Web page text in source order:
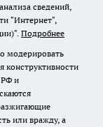
сведений,
"Интернет",
Подробнее
модерировать
конструктивности
РФ и
или вражду, а